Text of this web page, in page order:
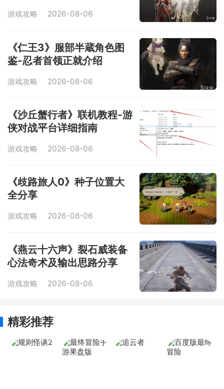
游戏攻略 2026-08-06
《仁王3》服部半蔵角色图
鉴-忍者首领正就介绍
游戏攻略 2026-08-06
《沙丘蟹行者》联机教程-游
侠对战平台详细指南
游戏攻略 2026-08-06
《歧路旅人0》种子位置大
全分享
游戏攻略 2026-08-06
《燕云十六声》裂石威装备
心法奇术及输出思路分享
游戏攻略 2026-08-06
精彩推荐